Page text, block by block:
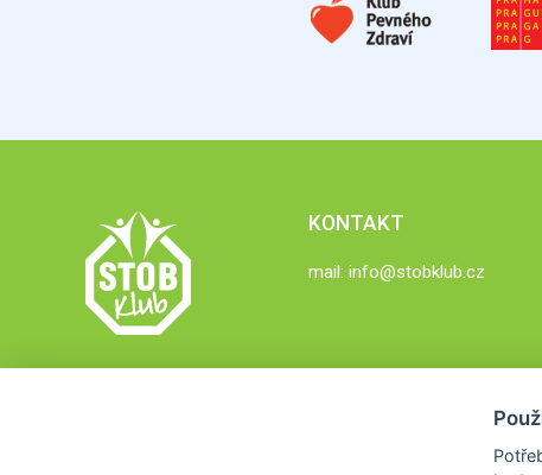
KONTAKT
mail: info@stobklub.cz